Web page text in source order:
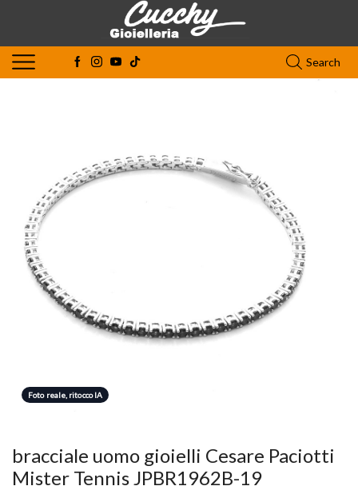
Search
Foto reale, ritocco IA
bracciale uomo gioielli Cesare Paciotti
Mister Tennis JPBR1962B-19